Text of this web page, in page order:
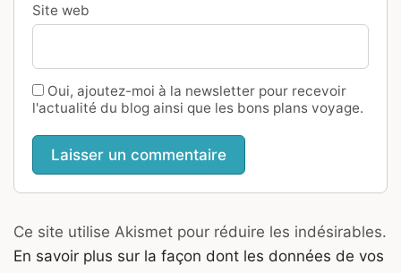
Site web
Oui, ajoutez-moi à la newsletter pour recevoir
l'actualité du blog ainsi que les bons plans voyage.
Ce site utilise Akismet pour réduire les indésirables.
En savoir plus sur la façon dont les données de vos